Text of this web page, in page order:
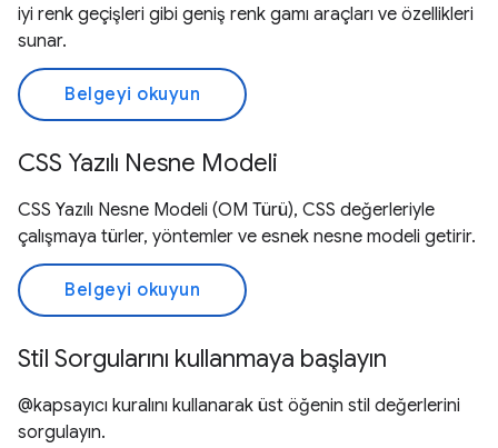
iyi renk geçişleri gibi geniş renk gamı araçları ve özellikleri
sunar.
Belgeyi okuyun
CSS Yazılı Nesne Modeli
CSS Yazılı Nesne Modeli (OM Türü), CSS değerleriyle
çalışmaya türler, yöntemler ve esnek nesne modeli getirir.
Belgeyi okuyun
Stil Sorgularını kullanmaya başlayın
@kapsayıcı kuralını kullanarak üst öğenin stil değerlerini
sorgulayın.